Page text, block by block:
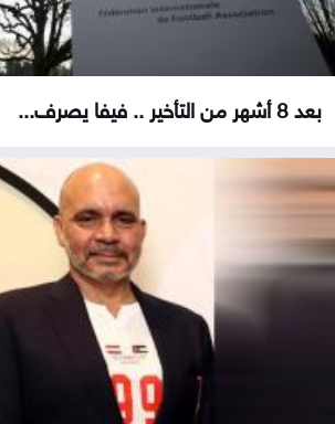
بعد 8 أشهر من التأخير .. فيفا يصرف...